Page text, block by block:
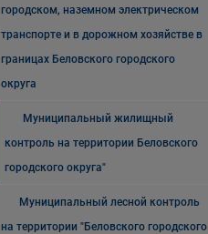
городском, наземном электрическом
транспорте и в дорожном хозяйстве в
границах Беловского городского
округа
Муниципальный жилищный
контроль на территории Беловского
городского округа"
Муниципальный лесной контроль
на территории "Беловского городского